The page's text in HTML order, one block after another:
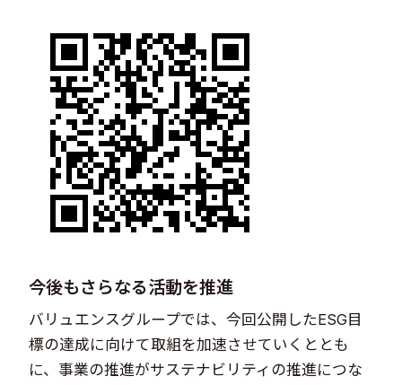
今後もさらなる活動を推進
バリュエンスグループでは、今回公開したESG目
標の達成に向けて取組を加速させていくととも
に、事業の推進がサステナビリティの推進につな